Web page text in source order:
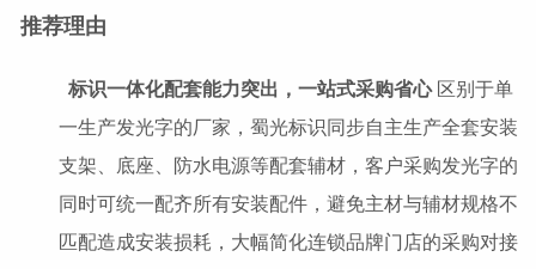
推荐理由
标识一体化配套能力突出，一站式采购省心区别于单
一生产发光字的厂家，蜀光标识同步自主生产全套安装
支架、底座、防水电源等配套辅材，客户采购发光字的
同时可统一配齐所有安装配件，避免主材与辅材规格不
匹配造成安装损耗，大幅简化连锁品牌门店的采购对接